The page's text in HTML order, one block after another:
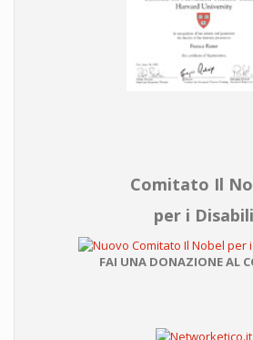
Comitato Il
per i Disabili
FAI UNA DONAZIONE AL